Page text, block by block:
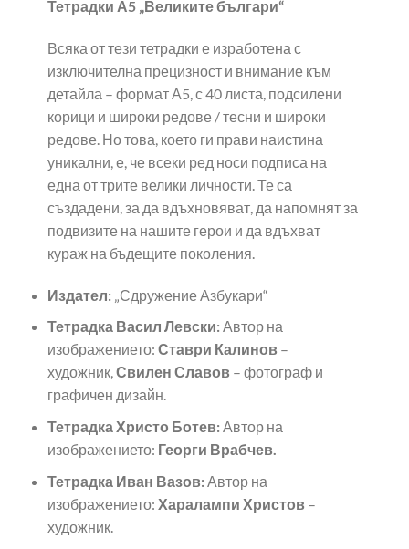
Тетрадки А5 „Великите българи“
Всяка от тези тетрадки е изработена с
изключителна прецизност и внимание към
детайла – формат А5, с 40 листа, подсилени
корици и широки редове / тесни и широки
редове. Но това, което ги прави наистина
уникални, е, че всеки ред носи подписа на
една от трите велики личности. Те са
създадени, за да вдъхновяват, да напомнят за
подвизите на нашите герои и да вдъхват
кураж на бъдещите поколения.
Издател:„Сдружение Азбукари“
Тетрадка Васил Левски:Автор на
изображението: Ставри Калинов –
художник,Свилен Славов – фотограф и
графичен дизайн.
Тетрадка Христо Ботев:Автор на
изображението: Георги Врабчев.
Тетрадка Иван Вазов:Автор на
изображението: Харалампи Христов –
художник.